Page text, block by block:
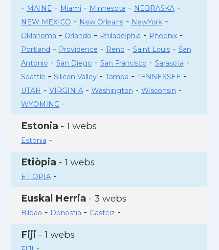
- MAINE - Miami - Minnesota - NEBRASKA-
NEW MEXICO - New Orleans- NewYork-
Oklahoma - Orlando - Philadelphia - Phoenix-
Portland - Providence - Reno - Saint Louis- San
Antonio - San Diego - San Francisco - Sarasota -
Seattle - Silicon Valley- Tampa - TENNESSEE -
UTAH - VIRGINIA- Washington - Wisconsin -
WYOMING -
Estonia - 1 webs
Estònia -
Etiòpia - 1 webs
ETIOPIA-
Euskal Herria - 3 webs
Bilbao - Donostia - Gasteiz -
Fiji - 1 webs